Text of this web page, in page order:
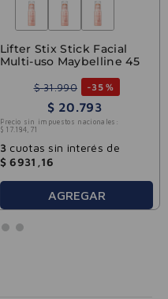
Lifter Stix Stick Facial
Multi-uso Maybelline 45
$ 31.990 -35 %
$ 20.793
Precio sin impuestos nacionales:
$ 17.184, 71
3cuotas sin interés de
$ 6931 16
AGREGAR